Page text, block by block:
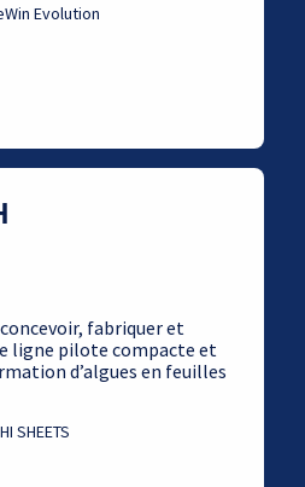
Evolution
fabriquer et
ligne pilote compacte et
d’algues en feuilles
SHEETS